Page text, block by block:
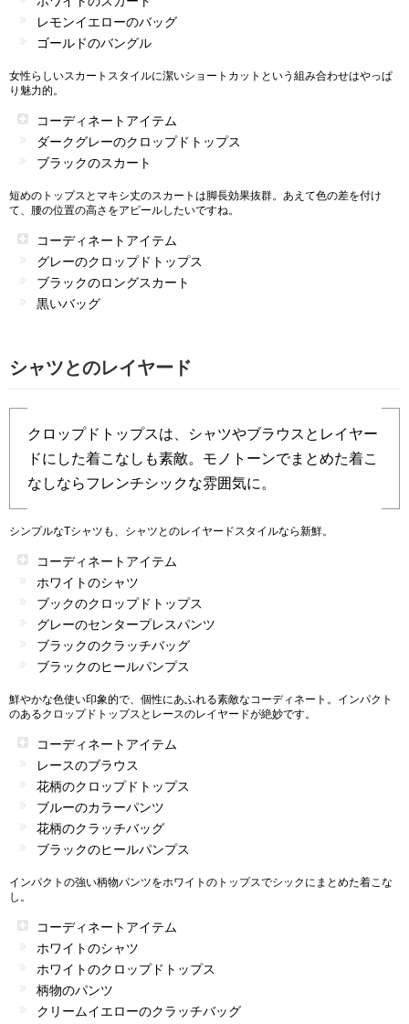
レモンイエローのバッグ
ゴールドのバングル
女性らしいスカートスタイルに潔いショートカットという組み合わせはやっぱ
り魅力的。
コーディネートアイテム
ダークグレーのクロップドトップス
ブラックのスカート
短めのトップスとマキシ丈のスカートは脚長効果抜群。あえて色の差を付け
て、腰の位置の高さをアピールしたいですね。
コーディネートアイテム
グレーのクロップドトップス
ブラックのロングスカート
黒いバッグ
シャツとのレイヤード
クロップドトップスは、シャツやブラウスとレイヤー
ドにした着こなしも素敵。モノトーンでまとめた着こ
なしならフレンチシックな雰囲気に。
シンプルなTシャツも、シャツとのレイヤードスタイルなら新鮮。
コーディネートアイテム
ホワイトのシャツ
ブックのクロップドトップス
グレーのセンタープレスパンツ
ブラックのクラッチバッグ
ブラックのヒールパンプス
鮮やかな色使い印象的で、個性にあふれる素敵なコーディネート。インパクト
のあるクロップドトップスとレースのレイヤードが絶妙です。
コーディネートアイテム
レースのブラウス
花柄のクロップドトップス
ブルーのカラーパンツ
花柄のクラッチバッグ
ブラックのヒールパンプス
インパクトの強い柄物パンツをホワイトのトップスでシックにまとめた着こな
し。
コーディネートアイテム
ホワイトのシャツ
ホワイトのクロップドトップス
柄物のパンツ
クリームイエローのクラッチバッグ